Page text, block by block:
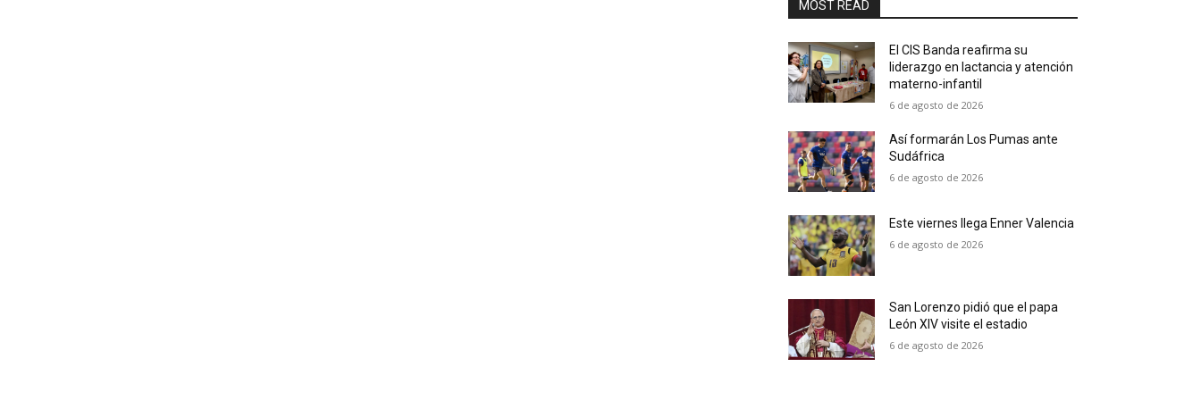
MOST READ
El CIS Banda reafirma su
liderazgo en lactancia y atención
materno-infantil
6 de agosto de 2026
Así formarán Los Pumas ante
Sudáfrica
6 de agosto de 2026
Este viernes llega Enner Valencia
6 de agosto de 2026
San Lorenzo pidió que el papa
León XIV visite el estadio
6 de agosto de 2026